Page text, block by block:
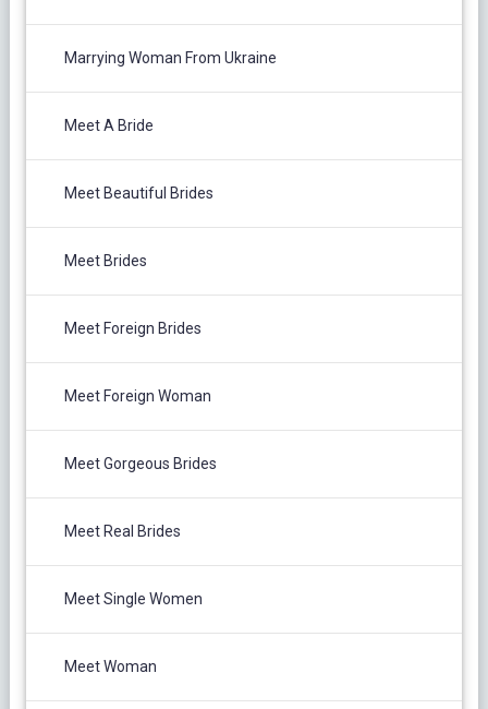
Marrying Woman From Ukraine
Meet A Bride
Meet Beautiful Brides
Meet Brides
Meet Foreign Brides
Meet Foreign Woman
Meet Gorgeous Brides
Meet Real Brides
Meet Single Women
Meet Woman